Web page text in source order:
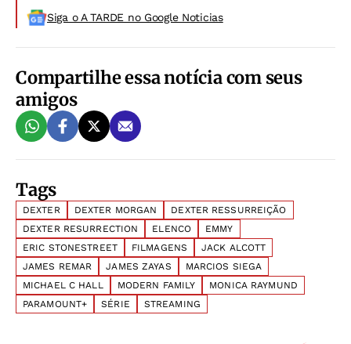
Siga o A TARDE no Google Noticias
Compartilhe essa notícia com seus
amigos
Tags
DEXTER DEXTER MORGAN
DEXTER RESSURREIÇÃO
DEXTER RESURRECTION
ELENCO
EMMY
ERIC STONESTREET
FILMAGENS
JACK ALCOTT
JAMES REMAR
JAMES ZAYAS
MARCIOS SIEGA
MICHAEL C HALL
MODERN FAMILY
MONICA RAYMUND
PARAMOUNT+
SÉRIE STREAMING